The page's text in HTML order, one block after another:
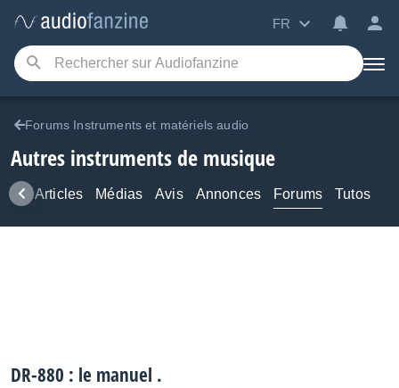
FR
Forums Instruments et matériels audio
Autres instruments de musique
Articles Médias Avis Annonces Forums Tutos
DR-880 : le manuel .